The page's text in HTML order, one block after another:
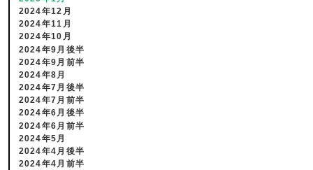
2024年12月
2024年11月
2024年10月
2024年9月後半
2024年9月前半
2024年8月
2024年7月後半
2024年7月前半
2024年6月後半
2024年6月前半
2024年5月
2024年4月後半
2024年4月前半